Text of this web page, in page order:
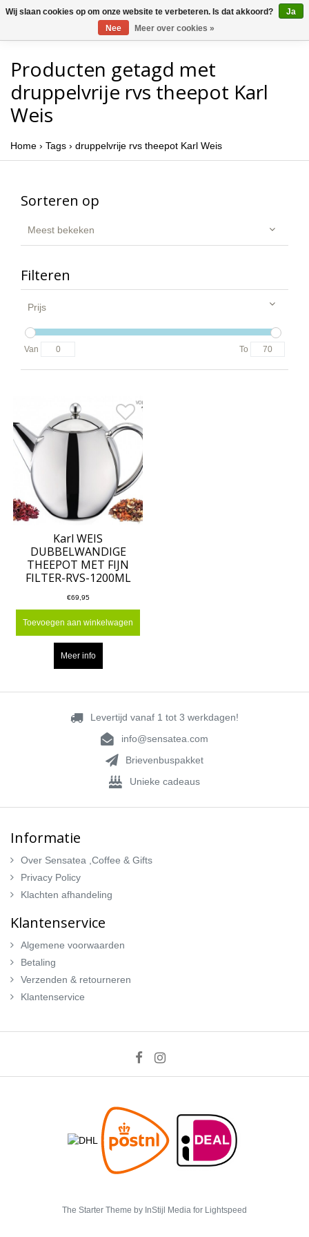
Producten getagd met
druppelvrije rvs theepot Karl
Weis
Home › Tags › druppelvrije rvs theepot Karl Weis
Sorteren op
Meest bekeken
Filteren
Prijs
Van To
Karl WEIS
DUBBELWANDIGE
THEEPOT MET FIJN
FILTER-RVS-1200ML
€69,95
Toevoegen aan winkelwagen
Meer info
Levertijd vanaf 1 tot 3 werkdagen!
info@sensatea.com
Brievenbuspakket
Unieke cadeaus
Informatie
Over Sensatea ,Coffee & Gifts
Privacy Policy
Klachten afhandeling
Klantenservice
Algemene voorwaarden
Betaling
Verzenden & retourneren
Klantenservice
The Starter Theme by InStijl Media for Lightspeed
Wij slaan cookies op om onze website te verbeteren. Is dat akkoord?
Ja
Nee
Meer over cookies »